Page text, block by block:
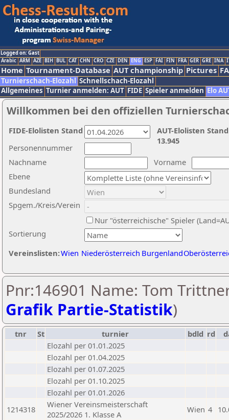
Logged on: Gast
Arabic ARM AZE BIH BUL CAT CHN CRO CZE DEN ENG ESP FAI FIN FRA GER GRE INA
Home Tournament-Database AUT championship Pictures
Turnierschach-Elozahl Schnellschach-Elozahl
Allgemeines Turnier anmelden: AUT FIDE Spieler anmelden Elo
Willkommen bei den offiziellen
Nachname
Vorname
Ebene
Sortierung
Personennummer
Bundesland
Spgem./Kreis/Verein
Nur "österreichische" Spieler
Vereinslisten:Wien Niederösterreich Burgenland
AUT-Elolisten
13.945
FIDE-Elolisten Stand
Pnr:146901 Name: Tom
Grafik Partie-Statistik)
tnr St turnier bdld rd
Elozahl per 01.01.2025
Elozahl per 01.04.2025
Elozahl per 01.07.2025
Elozahl per 01.10.2025
Elozahl per 01.01.2026
1214318
Wiener Vereinsmeisterschaft
2025/2026 1. Klasse A
Wien 4